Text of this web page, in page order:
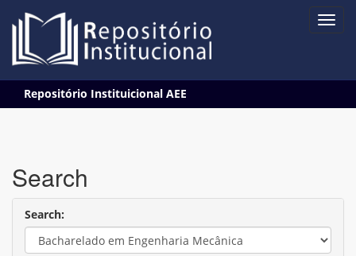
navigation
Repositório Instituicional AEE
Search
Search: